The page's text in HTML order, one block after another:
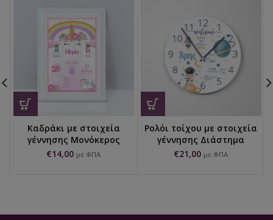
Καδράκι με στοιχεία
γέννησης Μονόκερος
€14,00 με ΦΠΑ
Ρολόι τοίχου με στοιχεία
γέννησης Διάστημα
€21,00 με ΦΠΑ